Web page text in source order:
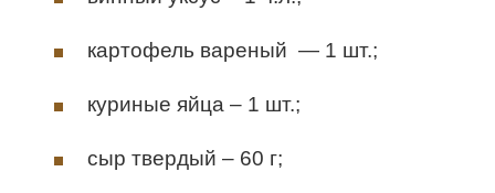
картофель вареный — 1 шт.;
куриные яйца – 1 шт.;
сыр твердый – 60 г;